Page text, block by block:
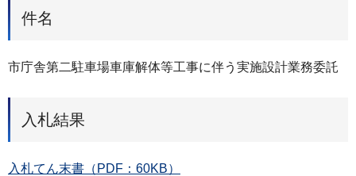
件名
市庁舎第二駐車場車庫解体等工事に伴う実施設計業務委託
入札結果
入札てん末書（PDF：60KB）